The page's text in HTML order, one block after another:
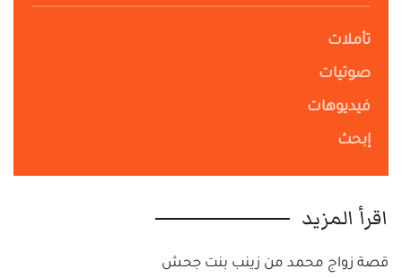
تأملات
صوتيات
فيديوهات
إبحث
اقرأ المزيد
قصة زواج محمد من زينب بنت جحش